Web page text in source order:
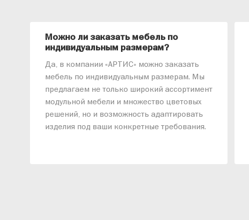
Можно ли заказать мебель по
индивидуальным размерам?
Да, в компании «АРТИС» можно заказать
мебель по индивидуальным размерам. Мы
предлагаем не только широкий ассортимент
модульной мебели и множество цветовых
решений, но и возможность адаптировать
изделия под ваши конкретные требования.